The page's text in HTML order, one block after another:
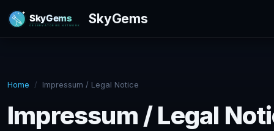
SkyGems
Home Impressum / Legal Notice
Impressum / Legal